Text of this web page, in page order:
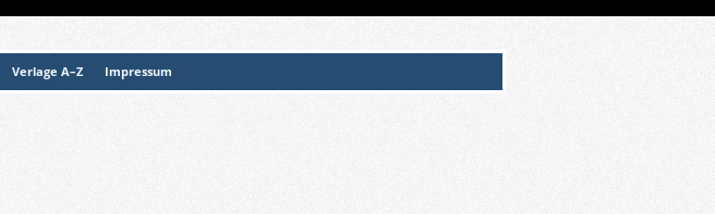
Verlage A–Z Impressum